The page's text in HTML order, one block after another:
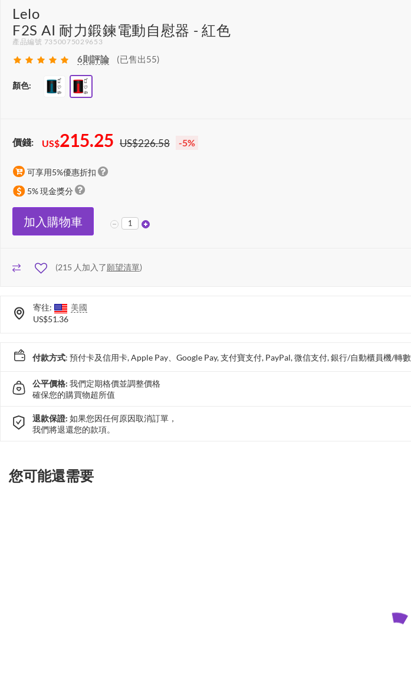
Lelo
F2S AI 耐力鍛鍊電動自慰器 - 紅色
產品編號 7350075029653
6則評論 (已售出55)
顏色:
價錢: US$215.25 US$226.58 -5%
可享用5%優惠折扣
5% 現金獎分
加入購物車
(215 人加入了願望清單)
寄往:
美國
US$51.36
付款方式: 預付卡及信用卡, Apple Pay、Google Pay, 支付寶支付, PayPal, 微信支付, 銀行/自動櫃員機/轉
公平價格: 我們定期格價並調整價格
確保您的購買物超所值
退款保證: 如果您因任何原因取消訂單，
我們將退還您的款項。
您可能還需要